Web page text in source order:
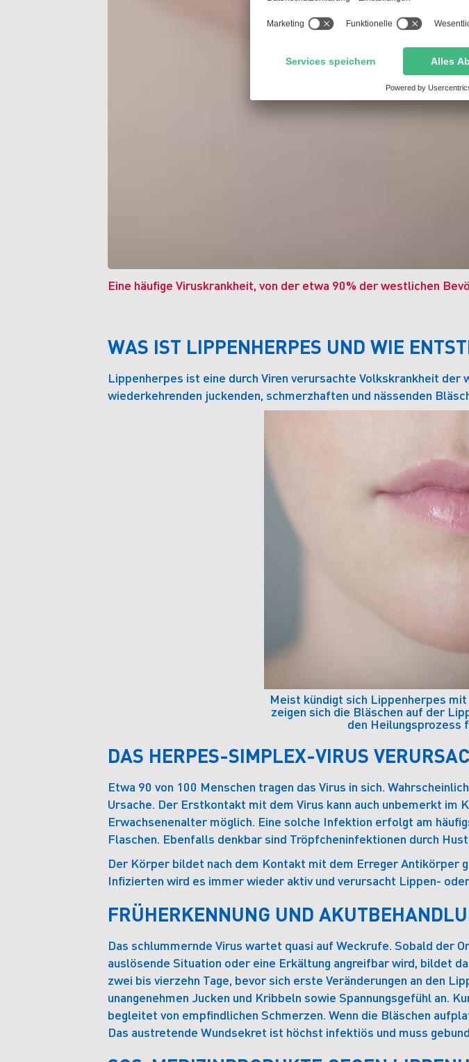
Eine häufige Viruskrankheit, von der etwa 90% der westlichen
WAS IST LIPPENHERPES UND WIE
Lippenherpes ist eine durch Viren verursachte Volkskrankheit
wiederkehrenden juckenden, schmerzhaften und nässenden
Meist kündigt sich Lippenherpes
zeigen sich die Bläschen auf der
den Heilungsprozess
DAS HERPES-SIMPLEX-VIRUS
Etwa 90 von 100 Menschen tragen das Virus in sich.
Ursache. Der Erstkontakt mit dem Virus kann auch unbemerkt
Erwachsenenalter möglich. Eine solche Infektion erfolgt am
Flaschen. Ebenfalls denkbar sind Tröpfcheninfektionen durch
Der Körper bildet nach dem Kontakt mit dem Erreger Antikörper
Infizierten wird es immer wieder aktiv und verursacht Lippen-
FRÜHERKENNUNG UND
Das schlummernde Virus wartet quasi auf Weckrufe. Sobald der
auslösende Situation oder eine Erkältung angreifbar wird, bildet
zwei bis vierzehn Tage, bevor sich erste Veränderungen an den
unangenehmen Jucken und Kribbeln sowie Spannungsgefühl an.
begleitet von empfindlichen Schmerzen. Wenn die Bläschen
Das austretende Wundsekret ist höchst infektiös und muss